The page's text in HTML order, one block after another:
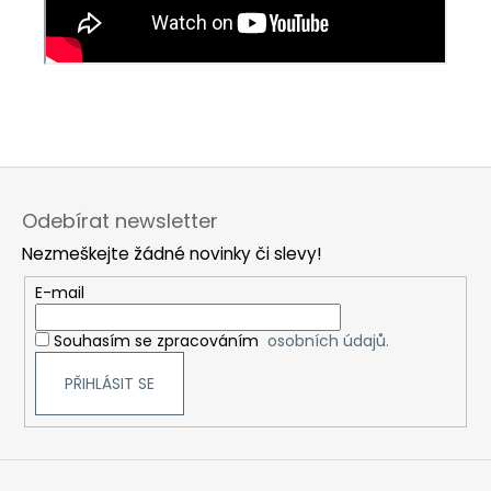
Z
Odebírat newsletter
Nezmeškejte žádné novinky či slevy!
E-mail
Souhasím se zpracováním osobních údajů.
PŘIHLÁSIT SE